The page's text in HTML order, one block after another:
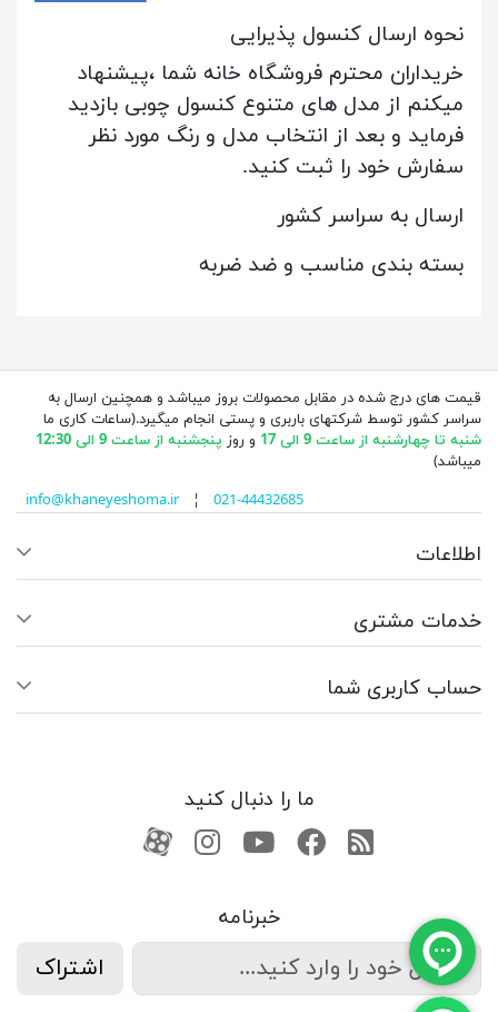
نحوه ارسال کنسول پذیرایی
خریداران محترم فروشگاه خانه شما ،پیشنهاد
میکنم از مدل های متنوع کنسول چوبی بازدید
فرماید و بعد از انتخاب مدل و رنگ مورد نظر
سفارش خود را ثبت کنید.
ارسال به سراسر کشور
بسته بندی مناسب و ضد ضربه
قیمت های درج شده در مقابل محصولات بروز میباشد و همچنین ارسال به
سراسر کشور توسط شرکتهای باربری و پستی انجام میگیرد.(ساعات کاری ما
شنبه تا چهارشنبه از ساعت 9 الی 17
و روز پنجشنبه از ساعت 9 الی 12:30
میباشد)
info@khaneyeshoma.ir¦ 021-44432685
اطلاعات
خدمات مشتری
حساب کاربری شما
ما را دنبال کنید
RSSفیسبوکیوتیوبکانال آپارات
کانال آپارات
خبرنامه
اشتراک